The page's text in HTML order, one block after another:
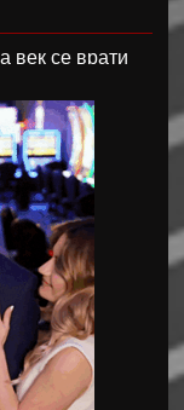
век се врати
по 81
грешките
на Сити